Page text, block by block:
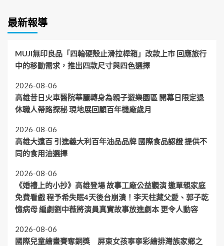
最新報導
MUJI無印良品「四輪硬殼止滑拉桿箱」改款上市 回應旅行
中的移動需求，推出四款尺寸與四色選擇
2026-08-06
高雄昔日火車醫院華麗轉身為親子遊樂園區 開幕日限定退
休職人帶路探秘 現地展回顧百年機廠歲月
2026-08-06
高雄大遠百 引進義大利百年油品品牌 國際食品認證 提供不
同的食用油選擇
2026-08-06
《婚禮上的小抄》高雄登場 故事工廠公益觀演 邀單親家庭
免費看戲 程予希失眠4天後台崩潰！李天柱藏父愛、郭子乾
憶病母 編劇劉中薇將演員真實故事放進劇本 更令人動容
2026-08-06
國際兒童繪畫賽奪銅獎 屏東女孩寧寧彩繪排灣族家鄉之